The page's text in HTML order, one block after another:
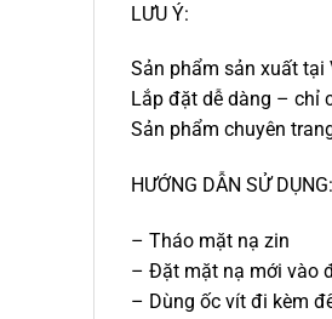
LƯU Ý:
Sản phẩm sản xuất tại
Lắp đặt dễ dàng – chỉ
Sản phẩm chuyên
HƯỚNG DẪN SỬ DỤNG:
– Tháo mặt nạ zin
– Đặt mặt nạ mới vào
– Dùng ốc vít đi kèm